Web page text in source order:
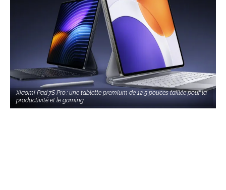
Xiaomi Pad 7S Pro : une tablette premium de 12,5 pouces taillée pour la
productivité et le gaming